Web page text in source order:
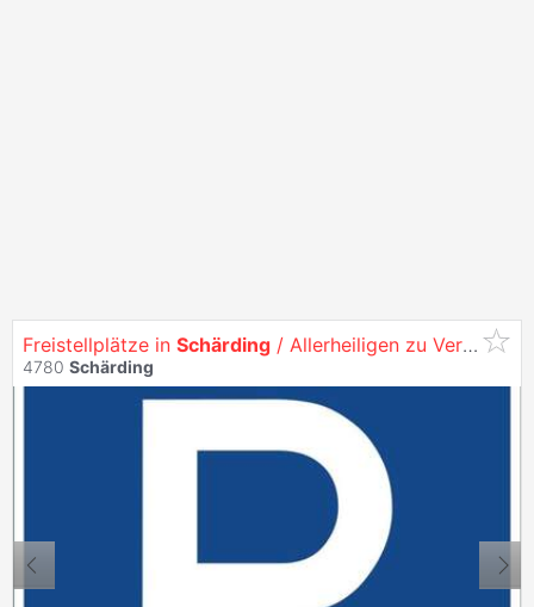
Freistellplätze in Schärding / Allerheiligen zu Vermieten!
4780 Schärding